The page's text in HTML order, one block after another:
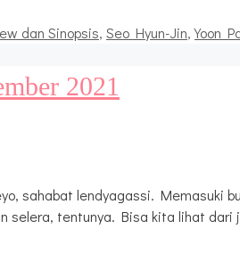
dan Sinopsis, Seo Hyun-Jin,Yoon
2021
sahabat lendyagassi. Memasuki
selera, tentunya. Bisa kita lihat